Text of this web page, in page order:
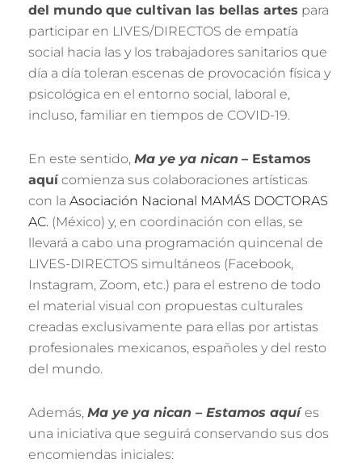
del mundo que cultivan las bellas artes para
participar en LIVES/DIRECTOS de empatía
social hacia las y los trabajadores sanitarios que
día a día toleran escenas de provocación física y
psicológica en el entorno social, laboral e,
incluso, familiar en tiempos de COVID-19.
En este sentido, Ma ye ya nican – Estamos
aquícomienza sus colaboraciones artísticas
con la Asociación Nacional MAMÁS DOCTORAS
AC. (México) y, en coordinación con ellas, se
llevará a cabo una programación quincenal de
LIVES-DIRECTOS simultáneos (Facebook,
Instagram, Zoom, etc.) para el estreno de todo
el material visual con propuestas culturales
creadas exclusivamente para ellas por artistas
profesionales mexicanos, españoles y del resto
del mundo.
Además, Ma ye ya nican – Estamos aquí es
una iniciativa que seguirá conservando sus dos
encomiendas iniciales: